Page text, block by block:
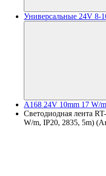
Универсальные 24V 8-
A168 24V 10mm 17 W/m
Светодиодная лента
W/m, IP20, 2835, 5m)